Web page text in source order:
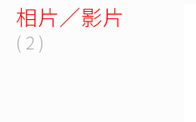
相片／影片
( 2 )